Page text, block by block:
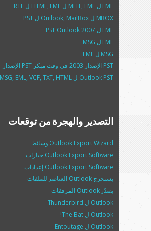
EML ل MHT, EML ل HTML, EML ل RTF
MBOX ل Outlook, MailBox ل PST
EML ل PST Outlook2007
EML ل MSG
MSG ل EML
PST الإصدار 2003 في وقت مبكر PST الإصدار
Outlook PST ل MSG, EML, VCF, TXT, HTML
التصدير والهجرة من توقعات
Outlook Export Wizard وسائط
Outlook Export Software خيارات
Outlook Export Software إعدادات
يستخرج Outlook العناصر للملفات
يصدّر Outlook المرفقات
Outlook ل Thunderbird
Outlook ل The Bat!
Outlook ل Entoutage